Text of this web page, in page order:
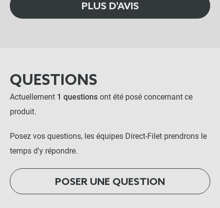
PLUS D'AVIS
QUESTIONS
Actuellement 1 questions ont été posé concernant ce
produit.
Posez vos questions, les équipes Direct-Filet prendrons le
temps d'y répondre.
POSER UNE QUESTION